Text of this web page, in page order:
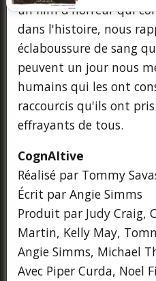
un film d'horreur qui
dans l'histoire, nous
éclaboussure de sang
peuvent un jour nous
humains qui les ont
raccourcis qu'ils ont
effrayants de tous.
CognAItive
Réalisé par Tommy
Écrit par Angie Simms
Produit par Judy Craig,
Martin, Kelly May,
Angie Simms, Michael
Avec Piper Curda, Noel